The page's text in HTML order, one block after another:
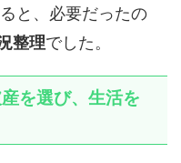
と、必要だったの
整理でした。
を選び、生活を